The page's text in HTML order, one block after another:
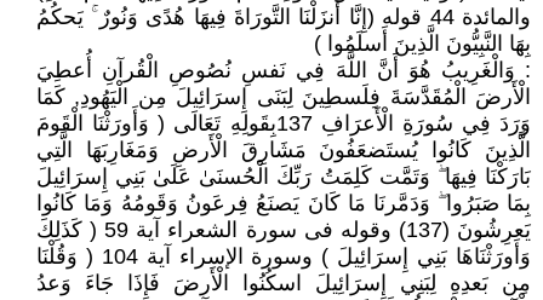
والمائدة 44 قوله (إِنَّا أَنزَلْنَا التَّورَاةَ فِيهَا هُدًى وَنُورٌ ۚ يَحكُمُ
بِهَا النَّبِيُّونَ الَّذِينَ أَسلَمُوا )
: وَالْغَرِيبُ هُوَ أَنَّ اللَّهَ فِي نَفسِ نُصُوصِ الْقُرآنِ أُعطِيَ
الْأَرضَ الْمُقَدَّسَةَ فِلَسطِينَ لِبَنَى إِسرَائِيلَ مِن الْيَهُودِ, كَمَا
وَرَدَ فِي سُورَةِ الْأَعرَافِ 137بِقَولِهِ تَعَالَى ( وَأَورَثْنَا الْقَومَ
الَّذِينَ كَانُوا يُستَضعَفُونَ مَشَارِقَ الْأَرضِ وَمَغَارِبَهَا الَّتِي
بَارَكْنَا فِيهَا ۖ وَتَمَّت كَلِمَتُ رَبِّكَ الْحُسنَىٰ عَلَىٰ بَنِي إِسرَائِيلَ
بِمَا صَبَرُوا ۖ وَدَمَّرنَا مَا كَانَ يَصنَعُ فِرعَونُ وَقَومُهُ وَمَا كَانُوا
يَعرِشُونَ (137) وقوله فى سورة الشعراء آية 59 ( كَذَلِكَ
وَأَورَثْنَاهَا بَنِي إِسرَائِيلَ ) وسورة الإسراء آية 104 ( وَقُلْنَا
مِن بَعدِهِ لِبَنِي إِسرَائِيلَ اسكُنُوا الْأَرضَ فَإِذَا جَاءَ وَعدُ